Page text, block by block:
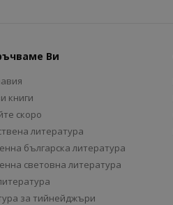
Ви
книги
скоро
литература
българска литература
световна литература
за тийнейджъри